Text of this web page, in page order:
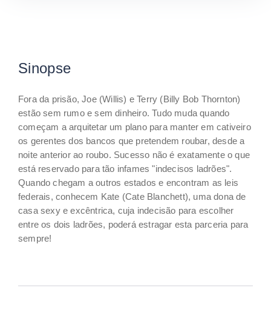
Sinopse
Fora da prisão, Joe (Willis) e Terry (Billy Bob Thornton)
estão sem rumo e sem dinheiro. Tudo muda quando
começam a arquitetar um plano para manter em cativeiro
os gerentes dos bancos que pretendem roubar, desde a
noite anterior ao roubo. Sucesso não é exatamente o que
está reservado para tão infames "indecisos ladrões".
Quando chegam a outros estados e encontram as leis
federais, conhecem Kate (Cate Blanchett), uma dona de
casa sexy e excêntrica, cuja indecisão para escolher
entre os dois ladrões, poderá estragar esta parceria para
sempre!